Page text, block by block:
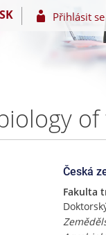
SK Přihlásit se
Česká
Fakulta